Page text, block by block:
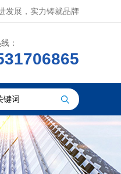
发展，实力铸就品牌
：